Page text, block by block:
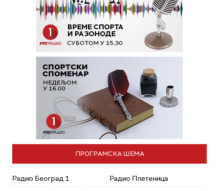
ПРОГРАМСКА ШЕМА
Радио Београд 1 Радио Плетеница